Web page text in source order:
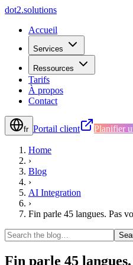
dot2.solutions
Accueil
Services
Ressources
Tarifs
À propos
Contact
fr Portail client Planifier
Home
›
Blog
›
AI Integration
›
Fin parle 45 langues. Pas
Fin parle 45